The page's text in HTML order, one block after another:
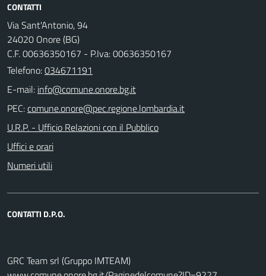
CONTATTI
Via Sant'Antonio, 94
24020 Onore (BG)
C.F. 00636350167 - P.Iva: 00636350167
Telefono:034671191
E-mail:
PEC:
U.R.P. - Ufficio Relazioni con il Pubblico
Uffici e orari
Numeri utili
CONTATTI D.P.O.
GRC Team srl (Gruppo IMTEAM)